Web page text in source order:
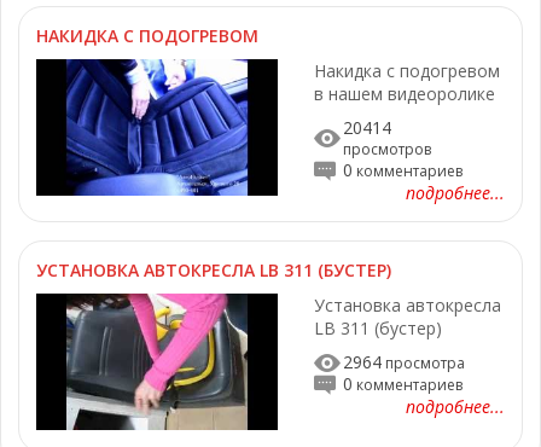
НАКИДКА С ПОДОГРЕВОМ
Накидка с подогревом
в нашем видеоролике
20414
просмотров
0 комментариев
подробнее...
УСТАНОВКА АВТОКРЕСЛА LB 311 (БУСТЕР)
Установка автокресла
LB 311 (бустер)
2964 просмотра
0 комментариев
подробнее...